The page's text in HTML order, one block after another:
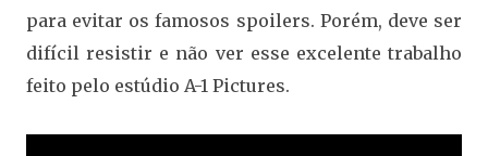
para evitar os famosos spoilers. Porém, deve ser
difícil resistir e não ver esse excelente trabalho
feito pelo estúdio A-1 Pictures.